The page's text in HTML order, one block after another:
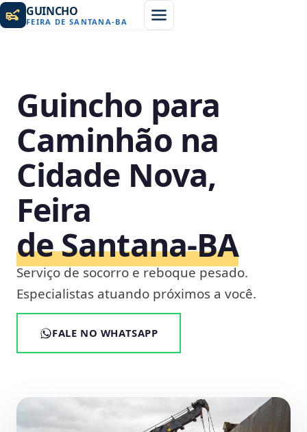
GUINCHO
FEIRA DE SANTANA-BA
Guincho para
Caminhão na
Cidade Nova,
Feira
de Santana‑BA
Serviço de socorro e reboque pesado.
Especialistas atuando próximos a você.
FALE NO WHATSAPP